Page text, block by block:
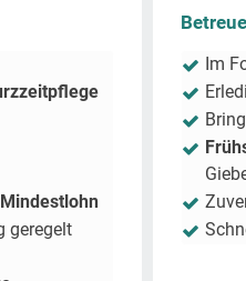
Mindestlohn
geregelt
Im